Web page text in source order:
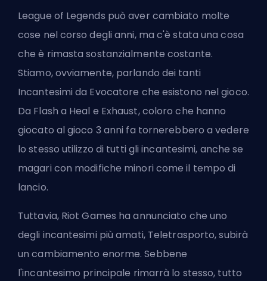
League of Legends può aver cambiato molte
cose nel corso degli anni, ma c'è stata una cosa
che è rimasta sostanzialmente costante.
Stiamo, ovviamente, parlando dei tanti
Incantesimi da Evocatore che esistono nel gioco.
Da Flash a Heal e Exhaust, coloro che hanno
giocato al gioco 3 anni fa tornerebbero a vedere
lo stesso utilizzo di tutti gli incantesimi, anche se
magari con modifiche minori come il tempo di
lancio.
Tuttavia, Riot Games ha annunciato che uno
degli incantesimi più amati, Teletrasporto, subirà
un cambiamento enorme. Sebbene
l'incantesimo principale rimarrà lo stesso, tutto